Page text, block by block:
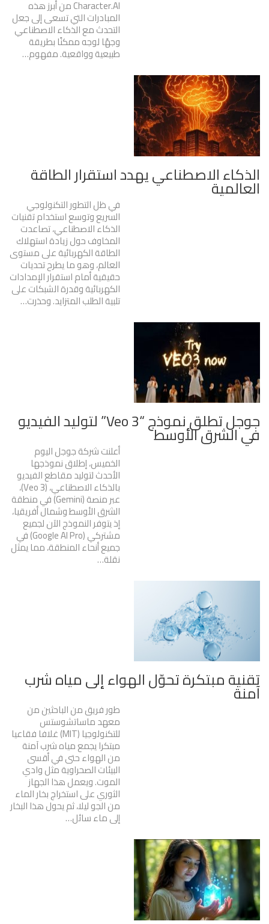
Character.AI من أبرز هذه
المبادرات التي تسعى إلى جعل
التحدث مع الذكاء الاصطناعي
وجهًا لوجه ممكنًا بطريقة
طبيعية وواقعية. مفهوم…
الذكاء الاصطناعي يهدد استقرار الطاقة
العالمية
في ظل التطور التكنولوجي
السريع وتوسع استخدام تقنيات
الذكاء الاصطناعي، تصاعدت
المخاوف حول زيادة استهلاك
الطاقة الكهربائية على مستوى
العالم، وهو ما يطرح تحديات
حقيقية أمام استقرار الإمدادات
الكهربائية وقدرة الشبكات على
تلبية الطلب المتزايد. وحذرت…
جوجل تطلق نموذج “Veo 3” لتوليد الفيديو
في الشرق الأوسط
أعلنت شركة جوجل اليوم
الخميس، إطلاق نموذجها
الأحدث لتوليد مقاطع الفيديو
بالذكاء الاصطناعي، (Veo 3)،
عبر منصة (Gemini) في منطقة
الشرق الأوسط وشمال أفريقيا،
إذ يتوفر النموذج الآن لجميع
مشتركي (Google AI Pro) في
جميع أنحاء المنطقة، مما يمثل
نقلة…
تقنية مبتكرة تحوّل الهواء إلى مياه شرب
آمنة
طور فريق من الباحثين من
معهد ماساتشوستس
للتكنولوجيا (MIT) غلافا فقاعيا
مبتكرا يجمع مياه شرب آمنة
من الهواء حتى في أقسى
البيئات الصحراوية مثل وادي
الموت. ويعمل هذا الجهاز
الثوري على استخراج بخار الماء
من الجو ليلا، ثم يحول هذا البخار
إلى ماء سائل…